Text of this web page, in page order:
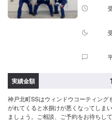
実績金額
神戸北町SSはウィンドウコーティン
がれてくると水捌けが悪くなってしま
ましょう。ご相談、ご予約をお待ちし